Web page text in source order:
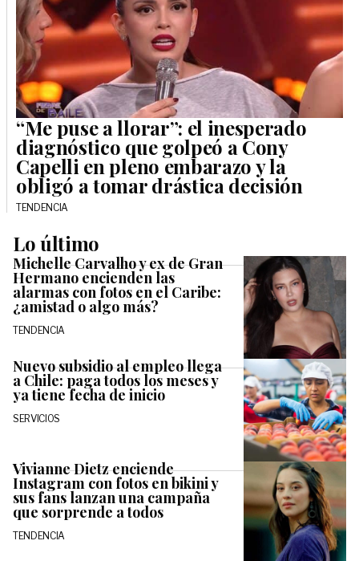
“Me puse a llorar”: el inesperado
diagnóstico que golpeó a Cony
Capelli en pleno embarazo y la
obligó a tomar drástica decisión
TENDENCIA
Lo último
Michelle Carvalho y ex de Gran
Hermano encienden las
alarmas con fotos en el Caribe:
¿amistad o algo más?
TENDENCIA
Nuevo subsidio al empleo llega
a Chile: paga todos los meses y
ya tiene fecha de inicio
SERVICIOS
Vivianne Dietz enciende
Instagram con fotos en bikini y
sus fans lanzan una campaña
que sorprende a todos
TENDENCIA